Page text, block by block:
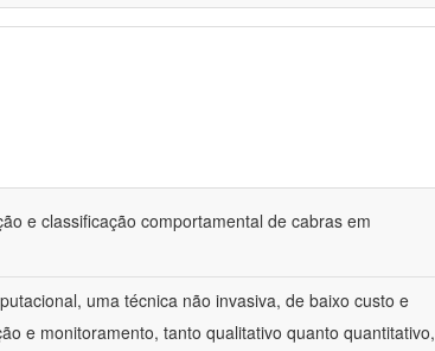
e classificação comportamental de cabras em
uma técnica não invasiva, de baixo custo e
e monitoramento, tanto qualitativo quanto quantitativo,